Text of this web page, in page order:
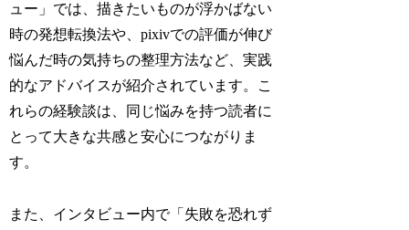
ュー」では、描きたいものが浮かばない
時の発想転換法や、pixivでの評価が伸び
悩んだ時の気持ちの整理方法など、実践
的なアドバイスが紹介されています。こ
れらの経験談は、同じ悩みを持つ読者に
とって大きな共感と安心につながりま
す。
また、インタビュー内で「失敗を恐れず